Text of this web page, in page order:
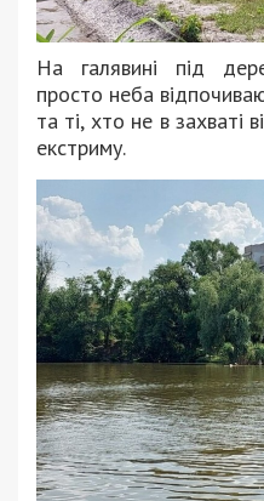
На галявині під
просто неба
та ті, хто не в захваті
екстриму.